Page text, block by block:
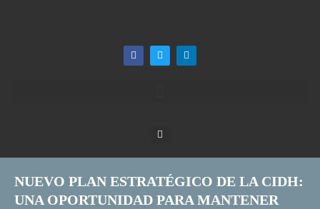
NUEVO PLAN ESTRATÉGICO DE LA CIDH:
UNA OPORTUNIDAD PARA MANTENER